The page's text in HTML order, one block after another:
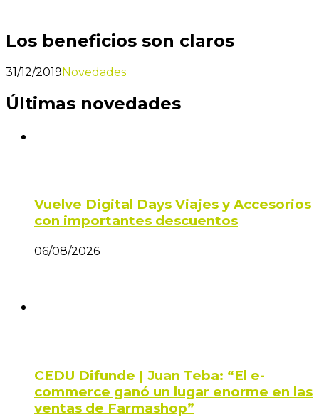
Los beneficios son claros
31/12/2019Novedades
Últimas novedades
Vuelve Digital Days Viajes y Accesorios
con importantes descuentos
06/08/2026
CEDU Difunde | Juan Teba: “El e-
commerce ganó un lugar enorme en las
ventas de Farmashop”